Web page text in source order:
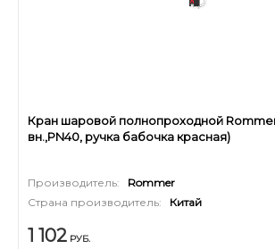
Кран шаровой полнопроходной Rommer
вн.,PN40, ручка бабочка красная)
Производитель:
Rommer
Страна производитель:
Китай
1 102 РУБ.